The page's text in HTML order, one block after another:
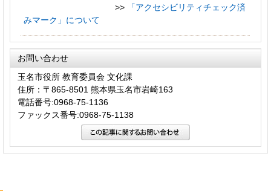
>>
「アクセシビリティチェック済
みマーク」について
お問い合わせ
玉名市役所 教育委員会 文化課
住所：〒865-8501 熊本県玉名市岩崎163
電話番号:0968-75-1136
ファックス番号:0968-75-1138